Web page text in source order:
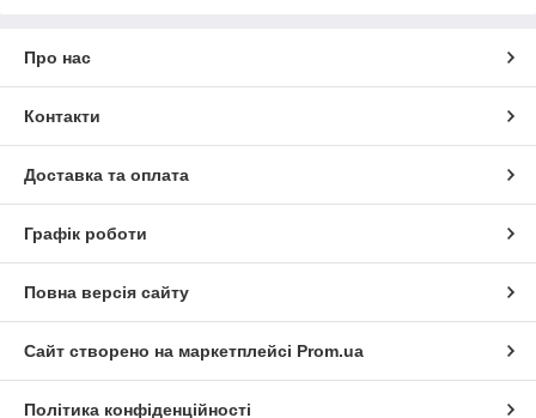
Про нас
Контакти
Доставка та оплата
Графік роботи
Повна версія сайту
Сайт створено на маркетплейсі Prom.ua
Політика конфіденційності